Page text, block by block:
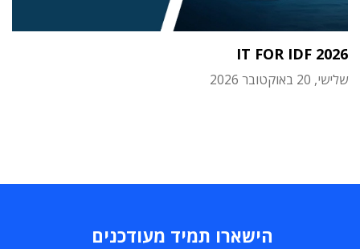
IT FOR IDF 2026
שלישי, 20 באוקטובר 2026
הישארו תמיד מעודכנים